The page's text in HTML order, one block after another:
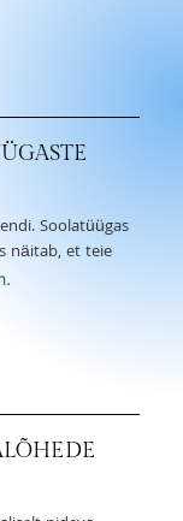
Soolatüügas
näitab, et teie